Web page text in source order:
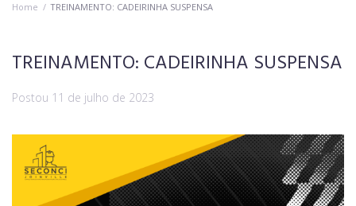
Home / TREINAMENTO: CADEIRINHA SUSPENSA
TREINAMENTO: CADEIRINHA SUSPENSA
Postou 11 de julho de 2023